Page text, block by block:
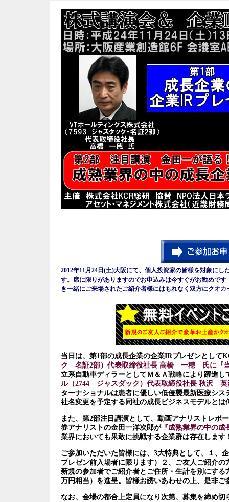
2012年11月24日(土)大阪にて、個人投資家の皆様を対象に
す。席に限りがありますのでお申込みは今すぐがお勧めで
き一緒にご来場されたご紹介者様にはもれなく双方にクオ
当日は、第1部の成長企業の企業IRプレゼンとして
ク 名証2部）代表取締役社長 高橋 一穂 氏に『
立系自動車ディラーとしてＭ＆Ａ戦略により躍進し
ル（2744 ジャスダック）代表取締役社長 秋沢
ターナショナルは患者に優しい低侵襲最新医療シ
社名変更を予定する同社の成長ビジネスモデルと
また、第2部注目講演として、動画アナリストレポ
券アナリストの金田一洋次郎が『成熟業界の中の成
業界においても果敢に挑戦する企業群は存在しま
ご参加いただいた皆様には、3大特典として、１、
プレゼン前入場者に限ります）２、ご友人ご紹介
新規の参加者でご紹介者とご住所・生計を別にす
万円相当）を進呈。皆様お誘いあわせの上、是非ご
なお、会場の都合上定員になり次第、募集を締め